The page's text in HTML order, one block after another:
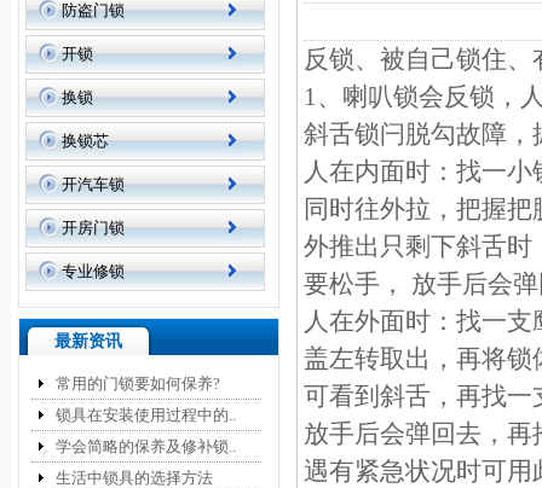
防盗门锁
开锁
换锁
换锁芯
开汽车锁
开房门锁
专业修锁
最新资讯
常用的门锁要如何保养?
锁具在安装使用过程中的..
学会简略的保养及修补锁..
生活中锁具的选择方法
反锁、被自己锁住
1、喇叭锁会反锁，
斜舌锁闩脱勾故障
人在内面时：找一
同时往外拉，把握
外推出只剩下斜舌
要松手， 放手后会
人在外面时：找一
盖左转取出，再将
可看到斜舌，再找
放手后会弹回去，
遇有紧急状况时可